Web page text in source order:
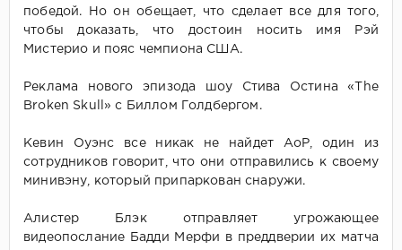
победой. Но он обещает, что сделает все для того,
чтобы доказать, что достоин носить имя Рэй
Мистерио и пояс чемпиона США.
Реклама нового эпизода шоу Стива Остина «The
Broken Skull» c Биллом Голдбергом.
Кевин Оуэнс все никак не найдет АоР, один из
сотрудников говорит, что они отправились к своему
минивэну, который припаркован снаружи.
Алистер Блэк отправляет угрожающее
видеопослание Бадди Мерфи в преддверии их матча